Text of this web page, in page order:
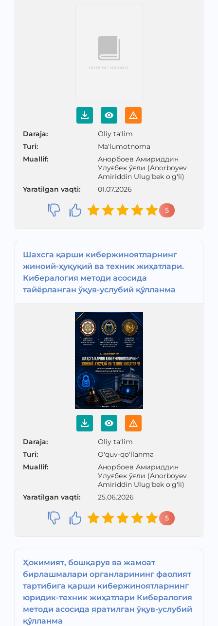
Daraja:
Oliy ta‘lim
Turi:
Ma'lumotnoma
Muallif:
Анорбоев Амириддин
Улуғбек ўғли (Anorboyev
Amiriddin Ulug'bek o'g'li)
Yaratilgan vaqti: 01.07.2026
5
Шахсга қарши кибержиноятларнинг
жиноий-ҳуқуқий ва техник жиҳатлари.
Кибералогия методи асосида
тайёрланган ўқув-услубий қўлланма
Daraja:
Oliy ta‘lim
Turi:
O'quv-qo'llanma
Muallif:
Анорбоев Амириддин
Улуғбек ўғли (Anorboyev
Amiriddin Ulug'bek o'g'li)
Yaratilgan vaqti: 25.06.2026
5
Ҳокимият, бошқарув ва жамоат
бирлашмалари органларининг фаолият
тартибига қарши кибержиноятларнинг
юридик-техник жиҳатлари Кибералогия
методи асосида яратилган ўқув-услубий
қўлланма